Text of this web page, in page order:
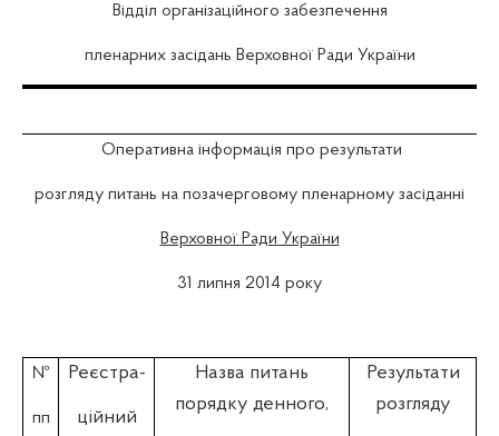
Відділ організаційного забезпечення
пленарних засідань Верховної Ради України
Оперативна інформація про результати
розгляду питань на позачерговому пленарному засіданні
Верховної Ради України
31 липня 2014 року
№
пп
Реєстра-
ційний
Назва питань
порядку денного,
Результати
розгляду